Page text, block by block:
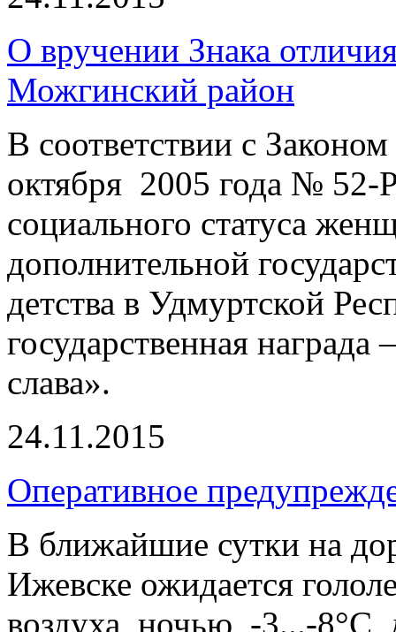
О вручении Знака
Можгинский район
В соответствии с
октября 2005 года № 52-
социального статуса
дополнительной
детства в Удмуртской
государственная
слава».
24.11.2015
Оперативное
В ближайшие сутки на
Ижевске ожидается
воздуха ночью -3...-8°С,